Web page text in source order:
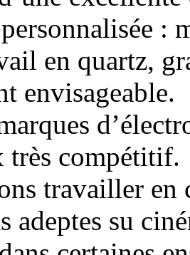
:
en quartz,
envisageable.
très compétitif.
travailler en
adeptes su